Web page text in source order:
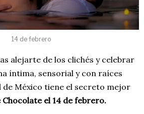
14 de febrero
alejarte de los clichés y celebrar
íntima, sensorial y con raíces
de México tiene el secreto mejor
Chocolate el 14 de febrero.